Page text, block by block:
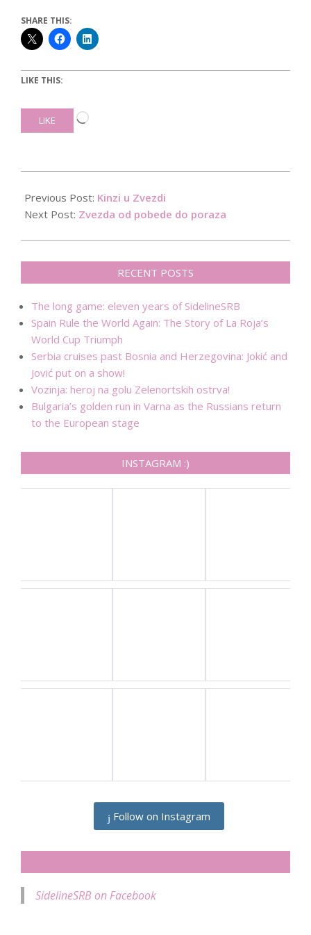
SHARE THIS:
LIKE THIS:
LIKE
Loading…
12-
29
Previous Post: Kinzi u Zvezdi
Next Post: Zvezda od pobede do poraza
RECENT POSTS
The long game: eleven years of SidelineSRB
Spain Rule the World Again: The Story of La Roja’s
World Cup Triumph
Serbia cruises past Bosnia and Herzegovina: Jokić and
Jović put on a show!
Vozinja: heroj na golu Zelenortskih ostrva!
Bulgaria’s golden run in Varna as the Russians return
to the European stage
INSTAGRAM :)
Follow on Instagram
SidelineSRB on Facebook